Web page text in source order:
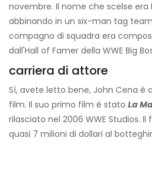
novembre. Il nome che scelse era
abbinando in un six-man tag
compagno di squadra era
dall'Hall of Famer della WWE Big
carriera di attore
Sì, avete letto bene, John Cena è
film. Il suo primo film è stato La
rilasciato nel 2006 WWE Studios.
quasi 7 milioni di dollari al